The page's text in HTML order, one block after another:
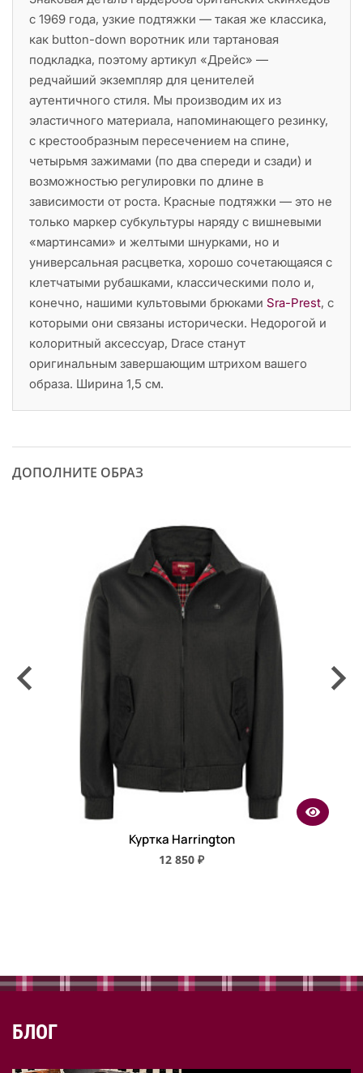
с 1969 года, узкие подтяжки — такая же классика,
как button-down воротник или тартановая
подкладка, поэтому артикул «Дрейс» —
редчайший экземпляр для ценителей
аутентичного стиля. Мы производим их из
эластичного материала, напоминающего резинку,
с крестообразным пересечением на спине,
четырьмя зажимами (по два спереди и сзади) и
возможностью регулировки по длине в
зависимости от роста. Красные подтяжки — это не
только маркер субкультуры наряду с вишневыми
«мартинсами» и желтыми шнурками, но и
универсальная расцветка, хорошо сочетающаяся с
клетчатыми рубашками, классическими поло и,
конечно, нашими культовыми брюками Sra-Prest, с
которыми они связаны исторически. Недорогой и
колоритный аксессуар, Drace станут
оригинальным завершающим штрихом вашего
образа. Ширина 1,5 см.
ДОПОЛНИТЕ ОБРАЗ
Куртка Harrington
12 850 ₽
БЛОГ